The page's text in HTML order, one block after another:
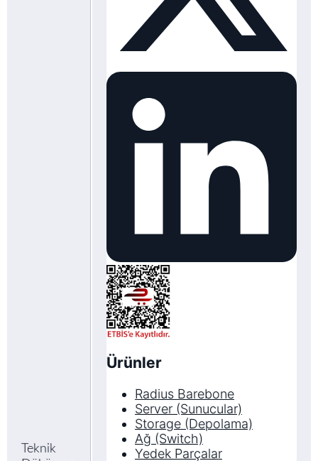
Teknik
Ürünler
Radius Barebone
Server (Sunucular)
Storage (Depolama)
Ağ (Switch)
Yedek Parçalar